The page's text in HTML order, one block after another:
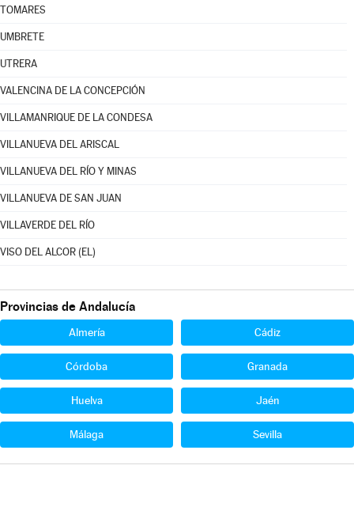
TOMARES
UMBRETE
UTRERA
VALENCINA DE LA CONCEPCIÓN
VILLAMANRIQUE DE LA CONDESA
VILLANUEVA DEL ARISCAL
VILLANUEVA DEL RÍO Y MINAS
VILLANUEVA DE SAN JUAN
VILLAVERDE DEL RÍO
VISO DEL ALCOR (EL)
Provincias de Andalucía
Almería Cádiz
Córdoba Granada
Huelva Jaén
Málaga Sevilla